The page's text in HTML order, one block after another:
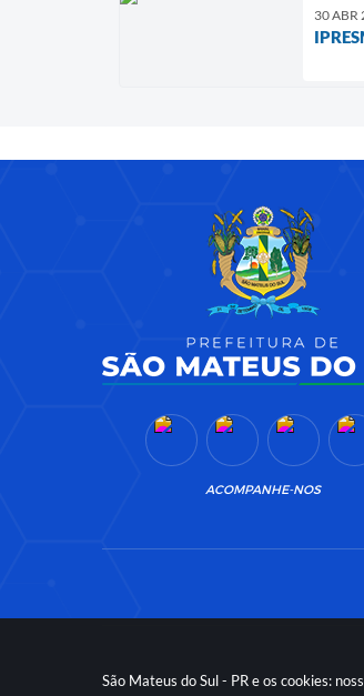
São Mateus do Sul - PR e os cookies:
30 ABR
ACOMPANHE-NOS